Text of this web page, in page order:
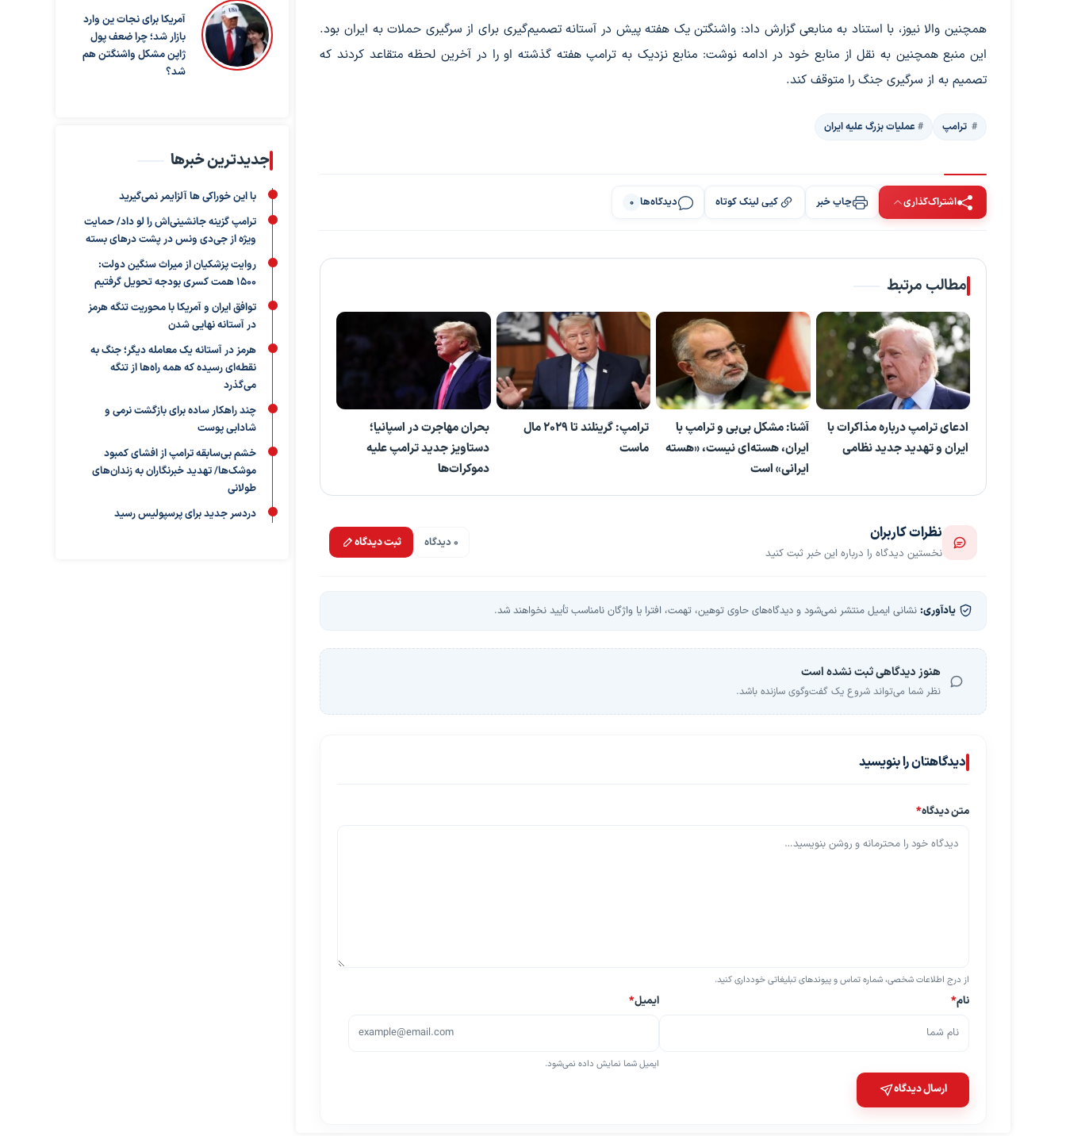
همچنین والا نیوز، با استناد به منابعی گزارش داد: واشنگتن یک هفته پیش در آستانه تصمیم‌گیری برای از سرگیری حملات به ایران بود.
این منبع همچنین به نقل از منابع خود در ادامه نوشت: منابع نزدیک به ترامپ هفته گذشته او را در آخرین لحظه متقاعد کردند که
تصمیم به از سرگیری جنگ را متوقف کند.
‍‍‍ ترامپ عملیات بزرگ علیه ایران
اشتراک‌گذاری چاپ خبر کپی لینک کوتاه دیدگاه‌ها 0
مطالب مرتبط
ادعای ترامپ درباره مذاکرات با
ایران و تهدید جدید نظامی
آشنا: مشکل بی‌بی‌ و ترامپ با
ایران، هسته‌ای نیست، «هسته
ایرانی» است
ترامپ: گرینلند تا ۲۰۲۹ مال
ماست
بحران مهاجرت در اسپانیا؛
دستاویز جدید ترامپ علیه
دموکرات‌ها
نظرات کاربران
نخستین دیدگاه را درباره این خبر ثبت کنید
0 دیدگاه ثبت دیدگاه
یادآوری: نشانی ایمیل منتشر نمی‌شود و دیدگاه‌های حاوی توهین، تهمت، افترا یا واژگان نامناسب تأیید نخواهند شد.
هنوز دیدگاهی ثبت نشده است
نظر شما می‌تواند شروع یک گفت‌وگوی سازنده باشد.
دیدگاهتان را بنویسید
متن دیدگاه*
از درج اطلاعات شخصی، شماره تماس و پیوندهای تبلیغاتی خودداری کنید.
نام* ایمیل*
ایمیل شما نمایش داده نمی‌شود.
ارسال دیدگاه
آمریکا برای نجات ین وارد
بازار شد؛ چرا ضعف پول
ژاپن مشکل واشنگتن هم
شد؟
جدیدترین خبرها
با این خوراکی ها آلزایمر نمی‌گیرید
ترامپ گزینه جانشینی‌اش را لو داد/ حمایت
ویژه از جی‌دی ونس در پشت درهای بسته
روایت پزشکیان از میراث سنگین دولت:
۱۵۰۰ همت کسری بودجه تحویل گرفتیم
توافق ایران و آمریکا با محوریت تنگه هرمز
در آستانه نهایی شدن
هرمز در آستانه یک معامله دیگر؛ جنگ به
نقطه‌ای رسیده که همه راه‌ها از تنگه
می‌گذرد
چند راهکار ساده برای بازگشت نرمی و
شادابی پوست
خشم بی‌سابقه ترامپ از افشای کمبود
موشک‌ها/ تهدید خبرنگاران به زندان‌های
طولانی
دردسر جدید برای پرسپولیس رسید